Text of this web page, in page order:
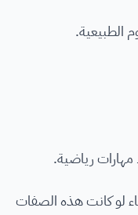
الطبيعية.
مهارات رياضية.
لو كانت هذه الصفات